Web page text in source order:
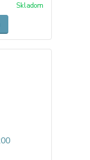
Skladom